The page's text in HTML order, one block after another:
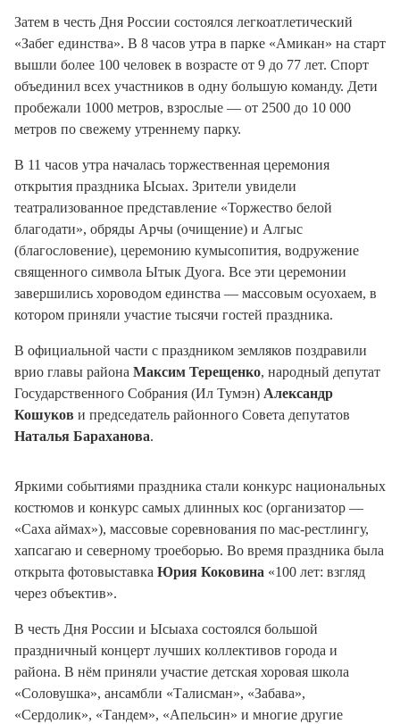
Затем в честь Дня России состоялся легкоатлетический
«Забег единства». В 8 часов утра в парке «Амикан» на старт
вышли более 100 человек в возрасте от 9 до 77 лет. Спорт
объединил всех участников в одну большую команду. Дети
пробежали 1000 метров, взрослые — от 2500 до 10 000
метров по свежему утреннему парку.
В 11 часов утра началась торжественная церемония
открытия праздника Ысыах. Зрители увидели
театрализованное представление «Торжество белой
благодати», обряды Арчы (очищение) и Алгыс
(благословение), церемонию кумысопития, водружение
священного символа Ытык Дуога. Все эти церемонии
завершились хороводом единства — массовым осуохаем, в
котором приняли участие тысячи гостей праздника.
В официальной части с праздником земляков поздравили
врио главы района Максим Терещенко, народный депутат
Государственного Собрания (Ил Тумэн) Александр
Кошуков и председатель районного Совета депутатов
Наталья Бараханова.
Яркими событиями праздника стали конкурс национальных
костюмов и конкурс самых длинных кос (организатор —
«Саха аймах»), массовые соревнования по мас-рестлингу,
хапсагаю и северному троеборью. Во время праздника была
открыта фотовыставка Юрия Коковина «100 лет: взгляд
через объектив».
В честь Дня России и Ысыаха состоялся большой
праздничный концерт лучших коллективов города и
района. В нём приняли участие детская хоровая школа
«Соловушка», ансамбли «Талисман», «Забава»,
«Сердолик», «Тандем», «Апельсин» и многие другие